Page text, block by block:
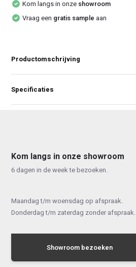
Kom langs in onze showroom
Vraag een gratis sample aan
Productomschrijving
Specificaties
Kom langs in onze showroom
6 dagen in de week te bezoeken.
Maandag t/m woensdag op afspraak.
Donderdag t/m zaterdag zonder afspraak.
Showroom bezoeken